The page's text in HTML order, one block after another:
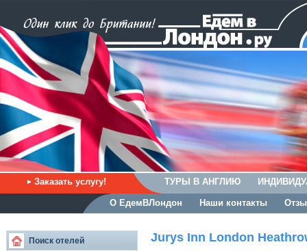
Заказать услугу! ТУРЫ В АНГЛИЮ
О ЕдемВЛондон Наши контакты
Поиск отелей Jurys Inn London